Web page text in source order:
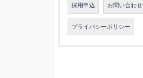
採用申込 お問い合わせ
プライバシーポリシー